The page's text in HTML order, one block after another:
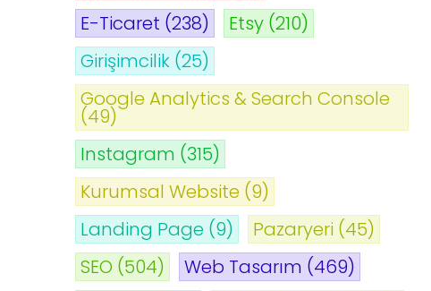
E-Ticaret (238) Etsy (210)
Girişimcilik (25)
Google Analytics & Search Console
(49)
Instagram (315)
Kurumsal Website (9)
Landing Page (9) Pazaryeri (45)
SEO (504) Web Tasarım (469)